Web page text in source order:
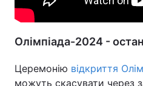
Олімпіада-2024 -
Церемонію відкриття
можуть скасувати через